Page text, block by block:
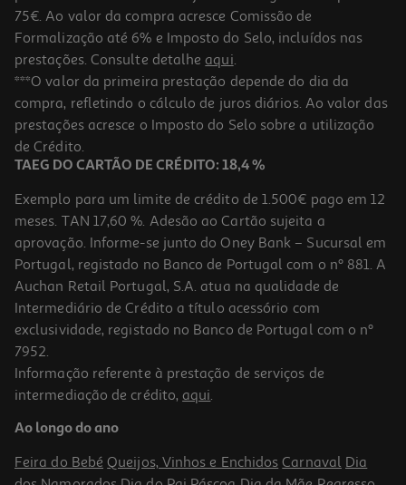
4.5
Gelado Auchan Cone Menta Chocolate 6x120ml
4.15 €/Lt
2,99 €
Gelado Cone Auchan Chocolate Pistachio 6x120ml
4.15 €/Lt
2,99 €
75€. Ao valor da compra acresce Comissão de
Formalização até 6% e Imposto do Selo, incluídos nas
prestações. Consulte detalhe aqui.
***O valor da primeira prestação depende do dia da
compra, refletindo o cálculo de juros diários. Ao valor das
prestações acresce o Imposto do Selo sobre a utilização
de Crédito.
TAEG DO CARTÃO DE CRÉDITO: 18,4 %
Exemplo para um limite de crédito de 1.500€ pago em 12
meses. TAN 17,60 %. Adesão ao Cartão sujeita a
aprovação. Informe-se junto do Oney Bank – Sucursal em
Portugal, registado no Banco de Portugal com o nº 881. A
Auchan Retail Portugal, S.A. atua na qualidade de
Intermediário de Crédito a título acessório com
exclusividade, registado no Banco de Portugal com o nº
7952.
Informação referente à prestação de serviços de
intermediação de crédito, aqui.
Ao longo do ano
Feira do Bebé Queijos, Vinhos e Enchidos Carnaval Dia